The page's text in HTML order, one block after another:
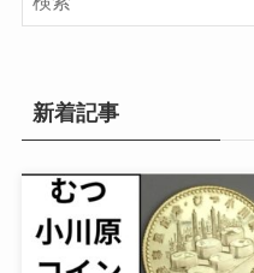
新着記事